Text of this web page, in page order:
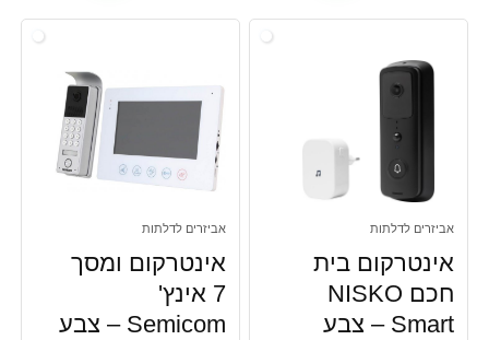
אביזרים לדלתות
אינטרקום בית
חכם NISKO
Smart – צבע
אביזרים לדלתות
אינטרקום ומסך
7 אינץ'
Semicom – צבע